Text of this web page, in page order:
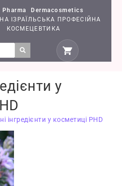
Dermacosmetics
ІЗРАЇЛЬСЬКА ПРОФЕСІЙНА
КОСМЕЦЕВТИКА
у
інгредієнти у косметиці PHD